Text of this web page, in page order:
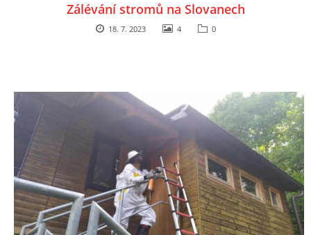
Zálévání stromů na Slovanech
18. 7. 2023 4 0